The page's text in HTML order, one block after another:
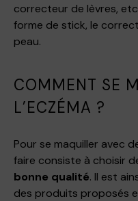
correcteur de lèvres,
forme de stick, le
peau.
COMMENT SE
L’ECZÉMA ?
Pour se maquiller avec
faire consiste à choisir
bonne qualité. Il est
des produits proposés